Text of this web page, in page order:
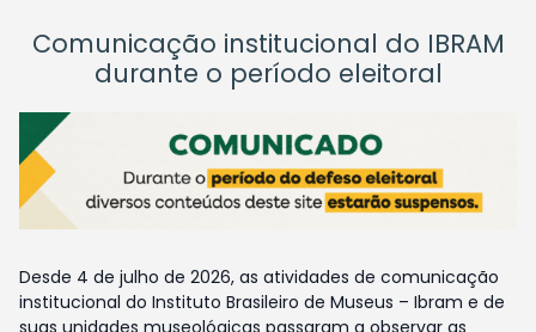
Comunicação institucional do IBRAM
durante o período eleitoral
Desde 4 de julho de 2026, as atividades de comunicação
institucional do Instituto Brasileiro de Museus – Ibram e de